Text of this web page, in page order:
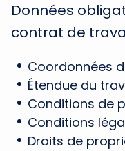
Données
contrat de
Coordonnées
Étendue du
Conditions de
Conditions
Droits de